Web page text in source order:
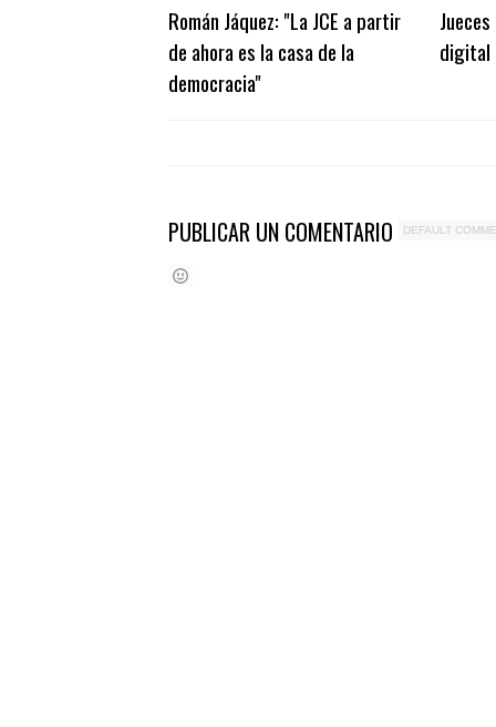
Román Jáquez: "La JCE a partir
de ahora es la casa de la
democracia"
digital
PUBLICAR UN COMENTARIO DEFAULT